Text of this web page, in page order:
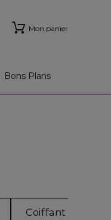
Mon panier
Bons Plans
Coiffant